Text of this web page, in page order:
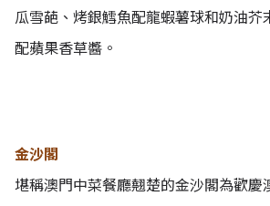
瓜雪葩、烤銀鱈魚配龍蝦薯球和奶油芥
配蘋果香草醬。
金沙閣
堪稱澳門中菜餐廳翹楚的金沙閣為歡慶